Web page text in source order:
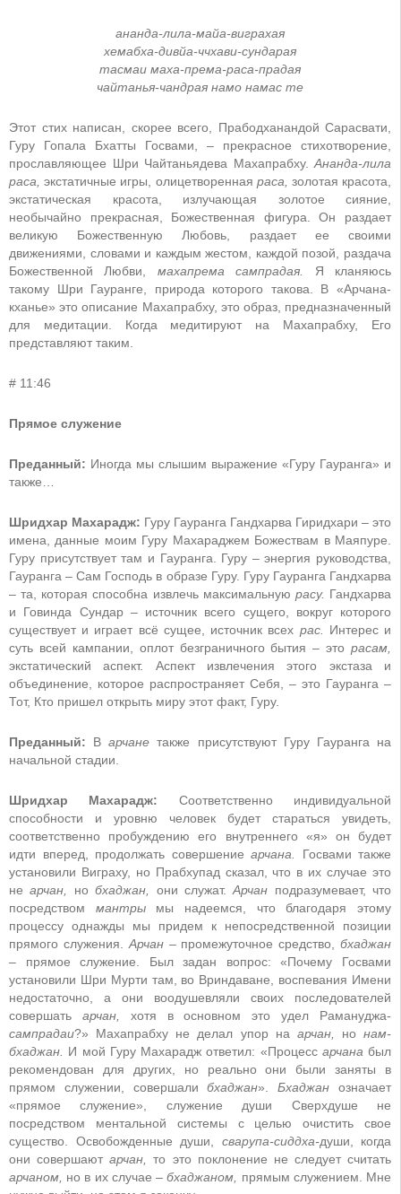
ананда-лила-майа-виграхая
хемабха-дивйа-ччхави-сундарая
тасмаи маха-према-раса-прадая
чайтанья-чандрая намо намас те
Этот стих написан, скорее всего, Прабодханандой Сарасвати,
Гуру Гопала Бхатты Госвами, – прекрасное стихотворение,
прославляющее Шри Чайтаньядева Махапрабху. Ананда-лила
раса,экстатичные игры, олицетворенная раса, золотая красота,
экстатическая красота, излучающая золотое сияние,
необычайно прекрасная, Божественная фигура. Он раздает
великую Божественную Любовь, раздает ее своими
движениями, словами и каждым жестом, каждой позой, раздача
Божественной Любви, махапрема сампрадая. Я кланяюсь
такому Шри Гауранге, природа которого такова. В «Арчана-
кханье» это описание Махапрабху, это образ, предназначенный
для медитации. Когда медитируют на Махапрабху, Его
представляют таким.
# 11:46
Прямое служение
Преданный: Иногда мы слышим выражение «Гуру Гауранга» и
также…
Шридхар Махарадж: Гуру Гауранга Гандхарва Гиридхари – это
имена, данные моим Гуру Махараджем Божествам в Маяпуре.
Гуру присутствует там и Гауранга. Гуру – энергия руководства,
Гауранга – Сам Господь в образе Гуру. Гуру Гауранга Гандхарва
– та, которая способна извлечь максимальную расу. Гандхарва
и Говинда Сундар – источник всего сущего, вокруг которого
существует и играет всё сущее, источник всех рас. Интерес и
суть всей кампании, оплот безграничного бытия – это расам,
экстатический аспект. Аспект извлечения этого экстаза и
объединение, которое распространяет Себя, – это Гауранга –
Тот, Кто пришел открыть миру этот факт, Гуру.
Преданный: Варчане также присутствуют Гуру Гауранга на
начальной стадии.
Шридхар Махарадж: Соответственно индивидуальной
способности и уровню человек будет стараться увидеть,
соответственно пробуждению его внутреннего «я» он будет
идти вперед, продолжать совершение арчана. Госвами также
установили Виграху, но Прабхупад сказал, что в их случае это
неарчан, нобхаджан, они служат.Арчан подразумевает, что
посредством мантры мы надеемся, что благодаря этому
процессу однажды мы придем к непосредственной позиции
прямого служения. Арчан – промежуточное средство,бхаджан
– прямое служение. Был задан вопрос: «Почему Госвами
установили Шри Мурти там, во Вриндаване, воспевания Имени
недостаточно, а они воодушевляли своих последователей
совершать арчан, хотя в основном это удел Рамануджа-
сампрадаи?» Махапрабху не делал упор на арчан, но нам-
бхаджан. И мой Гуру Махарадж ответил: «Процесс арчана был
рекомендован для других, но реально они были заняты в
прямом служении, совершалибхаджан».Бхаджанозначает
«прямое служение», служение души Сверхдуше не
посредством ментальной системы с целью очистить свое
существо. Освобожденные души, сварупа-сиддха-души, когда
они совершаютарчан,то это поклонение не следует считать
арчаном, но в их случае –бхаджаном, прямым служением. Мне